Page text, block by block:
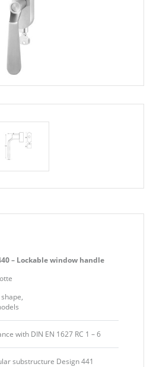
– Lockable window handle
with DIN EN 1627 RC 1 – 6
substructure Design 441